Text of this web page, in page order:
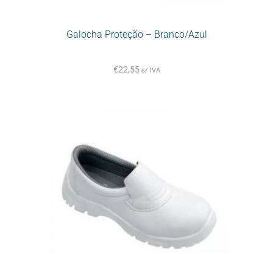
Galocha Proteção – Branco/Azul
€22,55 s/ IVA